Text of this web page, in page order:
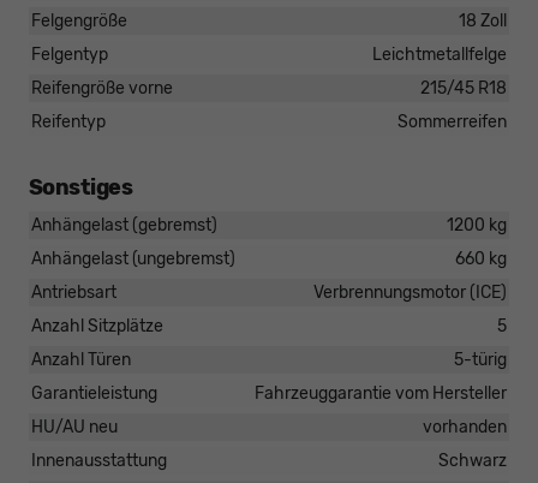
Felgengröße
18 Zoll
Felgentyp
Leichtmetallfelge
Reifengröße vorne
215/45 R18
Reifentyp
Sommerreifen
Sonstiges
Anhängelast (gebremst)
1200 kg
Anhängelast (ungebremst)
660 kg
Antriebsart
Verbrennungsmotor (ICE)
Anzahl Sitzplätze
5
Anzahl Türen
5-türig
Garantieleistung
Fahrzeuggarantie vom Hersteller
HU/AU neu
vorhanden
Innenausstattung
Schwarz